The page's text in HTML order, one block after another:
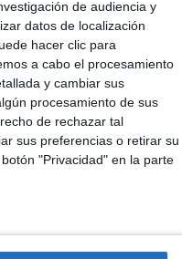
de audiencia y
datos de localización
hacer clic para
a cabo el procesamiento
y cambiar sus
procesamiento de sus
de rechazar tal
sus preferencias o retirar su
"Privacidad" en la parte